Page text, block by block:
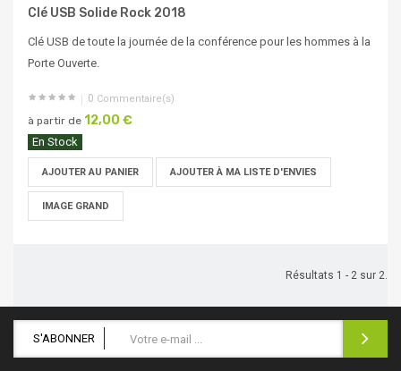
Clé USB Solide Rock 2018
Clé USB de toute la journée de la conférence pour les hommes à la
Porte Ouverte.
0 Commentaire(s)
à partir de 12,00 €
En Stock
AJOUTER AU PANIER AJOUTER À MA LISTE D'ENVIES
IMAGE GRAND
Résultats 1 - 2 sur 2.
S'ABONNER